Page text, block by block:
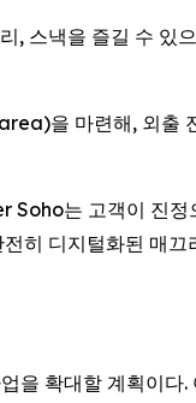
낵을 즐길 수 있으
을 마련해, 외출
는 고객이 진정
히 디지털화된 매
확대할 계획이다.